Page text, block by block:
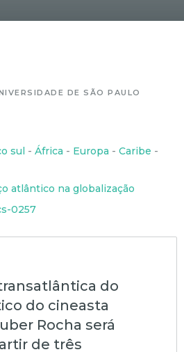
DE SÃO PAULO
sul - África - Europa - Caribe -
atlântico na globalização
0257
do
do cineasta
Rocha será
de três